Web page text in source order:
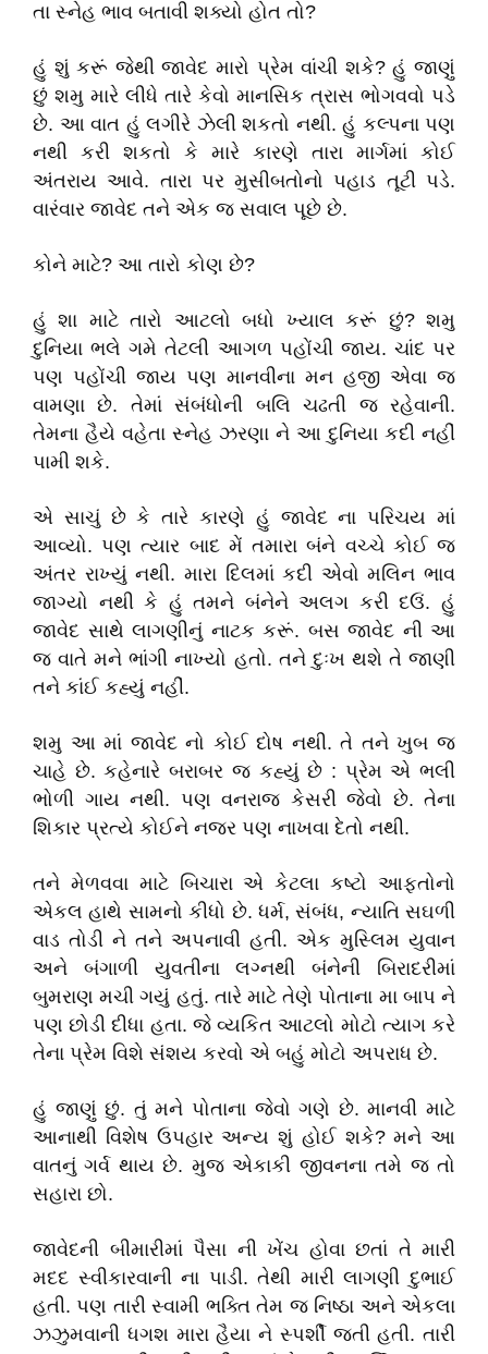
તા સ્નેહ ભાવ બતાવી શક્યો હોત તો?
હું શું કરૂં જેથી જાવેદ મારો પ્રેમ વાંચી શકે? હું જાણું
છું શમુ મારે લીધે તારે કેવો માનસિક ત્રાસ ભોગવવો પડે
છે. આ વાત હું લગીરે ઝેલી શકતો નથી. હું કલ્પના પણ
નથી કરી શકતો કે મારે કારણે તારા માર્ગમાં કોઈ
અંતરાય આવે. તારા પર મુસીબતોનો પહાડ તૂટી પડે.
વારંવાર જાવેદ તને એક જ સવાલ પૂછે છે.
કોને માટે? આ તારો કોણ છે?
હું શા માટે તારો આટલો બધો ખ્યાલ કરૂં છું? શમુ
દુનિયા ભલે ગમે તેટલી આગળ પહોંચી જાય. ચાંદ પર
પણ પહોંચી જાય પણ માનવીના મન હજી એવા જ
વામણા છે. તેમાં સંબંધોની બલિ ચઢતી જ રહેવાની.
તેમના હૈયે વહેતા સ્નેહ ઝરણા ને આ દુનિયા કદી નહીં
પામી શકે.
એ સાચું છે કે તારે કારણે હું જાવેદ ના પરિચય માં
આવ્યો. પણ ત્યાર બાદ મેં તમારા બંને વચ્ચે કોઈ જ
અંતર રાખ્યું નથી. મારા દિલમાં કદી એવો મલિન ભાવ
જાગ્યો નથી કે હું તમને બંનેને અલગ કરી દઉં. હું
જાવેદ સાથે લાગણીનું નાટક કરૂં. બસ જાવેદ ની આ
જ વાતે મને ભાંગી નાખ્યો હતો. તને દુઃખ થશે તે જાણી
તને કાંઈ કહ્યું નહીં.
શમુ આ માં જાવેદ નો કોઈ દોષ નથી. તે તને ખુબ જ
ચાહે છે. કહેનારે બરાબર જ કહ્યું છે : પ્રેમ એ ભલી
ભોળી ગાય નથી. પણ વનરાજ કેસરી જેવો છે. તેના
શિકાર પ્રત્યે કોઈને નજર પણ નાખવા દેતો નથી.
તને મેળવવા માટે બિચારા એ કેટલા કષ્ટો આફતોનો
એકલ હાથે સામનો કીધો છે. ધર્મ, સંબંધ, ન્યાતિ સઘળી
વાડ તોડી ને તને અપનાવી હતી. એક મુસ્લિમ યુવાન
અને બંગાળી યુવતીના લગ્નથી બંનેની બિરાદરીમાં
બુમરાણ મચી ગયું હતું. તારે માટે તેણે પોતાના મા બાપ ને
પણ છોડી દીધા હતા. જે વ્યકિત આટલો મોટો ત્યાગ કરે
તેના પ્રેમ વિશે સંશય કરવો એ બહું મોટો અપરાધ છે.
હું જાણું છું. તું મને પોતાના જેવો ગણે છે. માનવી માટે
આનાથી વિશેષ ઉપહાર અન્ય શું હોઈ શકે? મને આ
વાતનું ગર્વ થાય છે. મુજ એકાકી જીવનના તમે જ તો
સહારા છો.
જાવેદની બીમારીમાં પૈસા ની ખેંચ હોવા છતાં તે મારી
મદદ સ્વીકારવાની ના પાડી. તેથી મારી લાગણી દુભાઈ
હતી. પણ તારી સ્વામી ભક્તિ તેમ જ નિષ્ઠા અને એકલા
ઝઝુમવાની ધગશ મારા હૈયા ને સ્પર્શી જતી હતી. તારી